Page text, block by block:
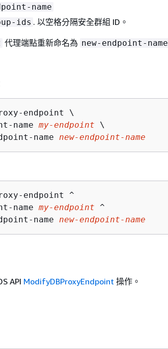
name
ids . 以空格分隔安全群組 ID。
代理端點重新命名為 new-endpoint-name
endpoint \
name
my-endpoint \
name
new-endpoint-name
endpoint ^
name
my-endpoint ^
name
new-endpoint-name
API ModifyDBProxyEndpoint 操作。